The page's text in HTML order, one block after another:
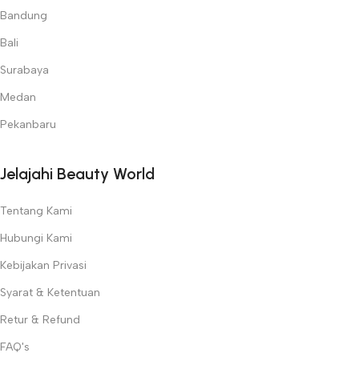
Bandung
Bali
Surabaya
Medan
Pekanbaru
Jelajahi Beauty World
Tentang Kami
Hubungi Kami
Kebijakan Privasi
Syarat & Ketentuan
Retur & Refund
FAQ's